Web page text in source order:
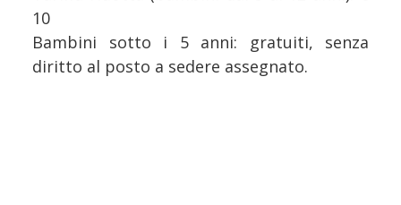
10
Bambini sotto i 5 anni: gratuiti, senza
diritto al posto a sedere assegnato.